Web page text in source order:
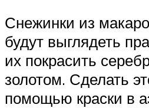
Снежинки из
будут выглядеть
их покрасить
золотом. Сделать
помощью краски в